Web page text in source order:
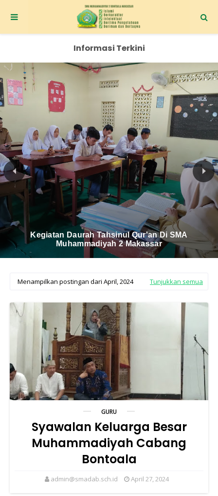
Informasi Terkini
Kegiatan Daurah Tahsinul Qur'an Di SMA
Muhammadiyah 2 Makassar
Menampilkan postingan dari April, 2024 Tunjukkan semua
GURU
Syawalan Keluarga Besar
Muhammadiyah Cabang
Bontoala
admin@smadab.sch.id April 27, 2024